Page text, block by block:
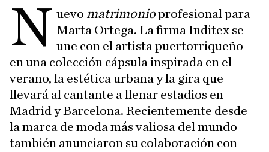
N uevo matrimonioprofesional para
Marta Ortega. La firma Inditex se
une con el artista puertorriqueño
en una colección cápsula inspirada en el
verano, la estética urbana y la gira que
llevará al cantante a llenar estadios en
Madrid y Barcelona. Recientemente desde
la marca de moda más valiosa del mundo
también anunciaron su colaboración con